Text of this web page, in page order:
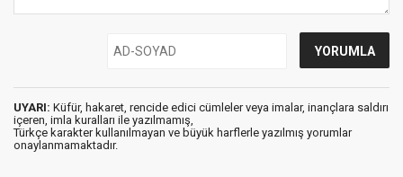
UYARI: Küfür, hakaret, rencide edici cümleler veya imalar, inançlara saldırı
içeren, imla kuralları ile yazılmamış,
Türkçe karakter kullanılmayan ve büyük harflerle yazılmış yorumlar
onaylanmamaktadır.